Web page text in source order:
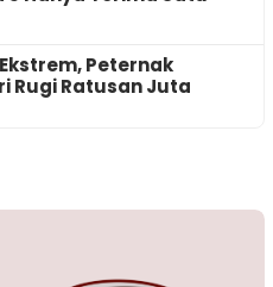
Peternak
Rugi Ratusan Juta